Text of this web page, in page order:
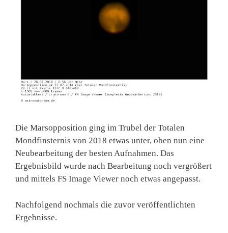
Die Marsopposition ging im Trubel der Totalen
Mondfinsternis von 2018 etwas unter, oben nun eine
Neubearbeitung der besten Aufnahmen. Das
Ergebnisbild wurde nach Bearbeitung noch vergrößert
und mittels FS Image Viewer noch etwas angepasst.
Nachfolgend nochmals die zuvor veröffentlichten
Ergebnisse.